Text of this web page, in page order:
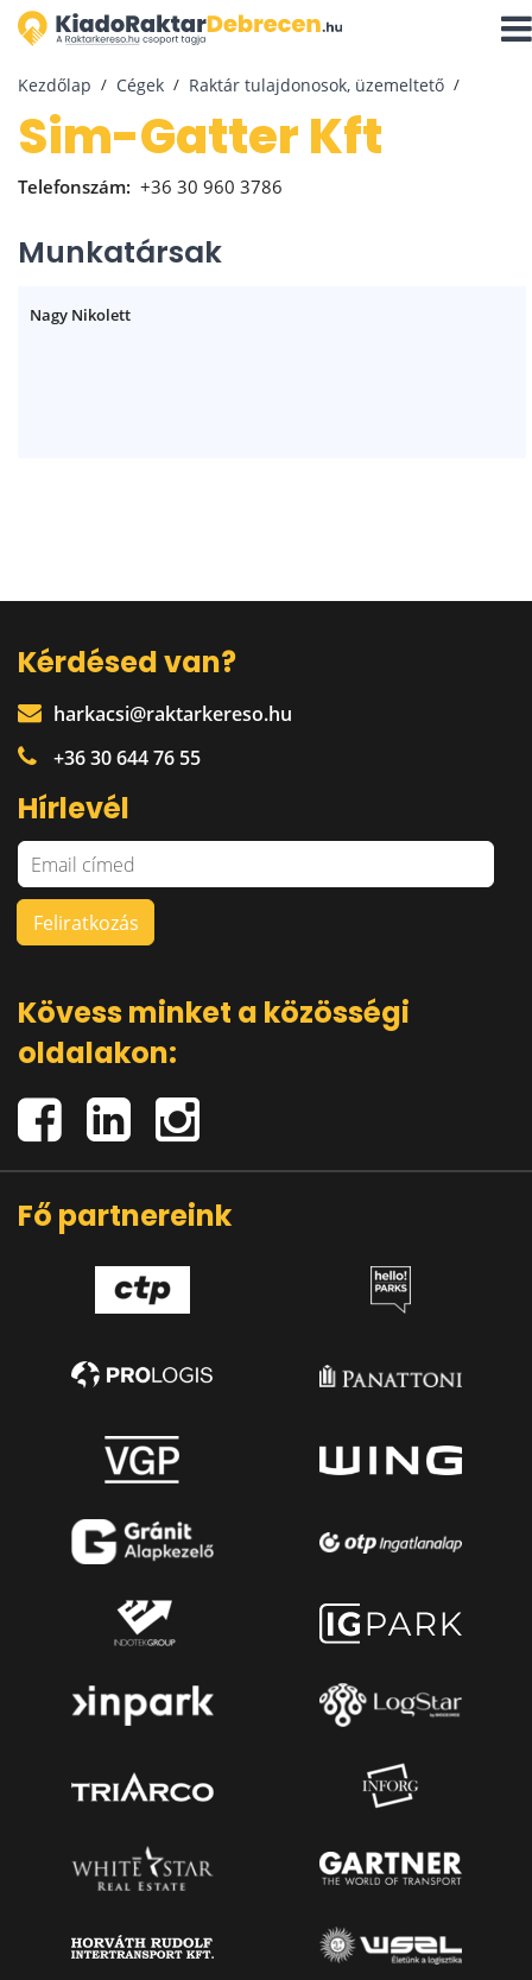
Kezdőlap Cégek Raktár tulajdonosok, üzemeltető
Sim-Gatter Kft
Telefonszám: +36 30 960 3786
Munkatársak
Nagy Nikolett
Kérdésed van?
harkacsi@raktarkereso.hu
+36 30 644 76 55
Hírlevél
Kövess minket a közösségi
oldalakon:
Fő partnereink